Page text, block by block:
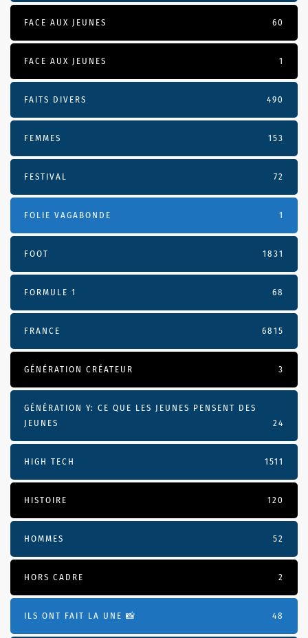
FACE AUX JEUNES 60
FACE AUX JEUNES 1
FAITS DIVERS 490
FEMMES 153
FESTIVAL 72
FOLIE VAGABONDE 1
FOOT 1831
FORMULE 1 68
FRANCE 6815
GÉNÉRATION CRÉATEUR 3
GÉNÉRATION Y: CE QUE LES JEUNES PENSENT DES
JEUNES
24
HIGH TECH 1511
HISTOIRE 120
HOMMES 52
HORS CADRE 2
ILS ONT FAIT LA UNE 📸 48